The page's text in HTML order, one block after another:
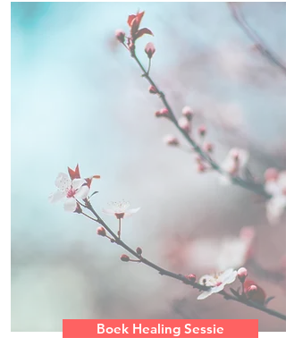
Boek Healing Sessie